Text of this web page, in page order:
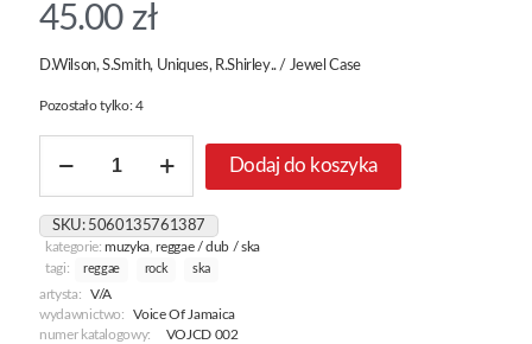
45.00 zł
D.Wilson, S.Smith, Uniques, R.Shirley.. / Jewel Case
Pozostało tylko: 4
Rock
Steady
1966
1968
Dodaj do koszyka
SKU: 5060135761387
kategorie:muzyka,reggae / dub / ska
tagi:
reggae rock ska
artysta:
V/A
wydawnictwo:
Voice Of Jamaica
numer katalogowy:
VOJCD 002